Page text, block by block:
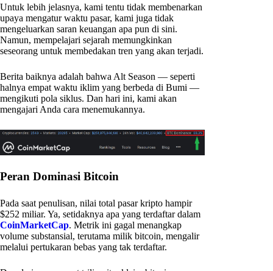
Untuk lebih jelasnya, kami tentu tidak membenarkan
upaya mengatur waktu pasar, kami juga tidak
mengeluarkan saran keuangan apa pun di sini.
Namun, mempelajari sejarah memungkinkan
seseorang untuk membedakan tren yang akan terjadi.
Berita baiknya adalah bahwa Alt Season — seperti
halnya empat waktu iklim yang berbeda di Bumi —
mengikuti pola siklus. Dan hari ini, kami akan
mengajari Anda cara menemukannya.
Peran Dominasi Bitcoin
Pada saat penulisan, nilai total pasar kripto hampir
$252 miliar. Ya, setidaknya apa yang terdaftar dalam
CoinMarketCap. Metrik ini gagal menangkap
volume substansial, terutama milik bitcoin, mengalir
melalui pertukaran bebas yang tak terdaftar.